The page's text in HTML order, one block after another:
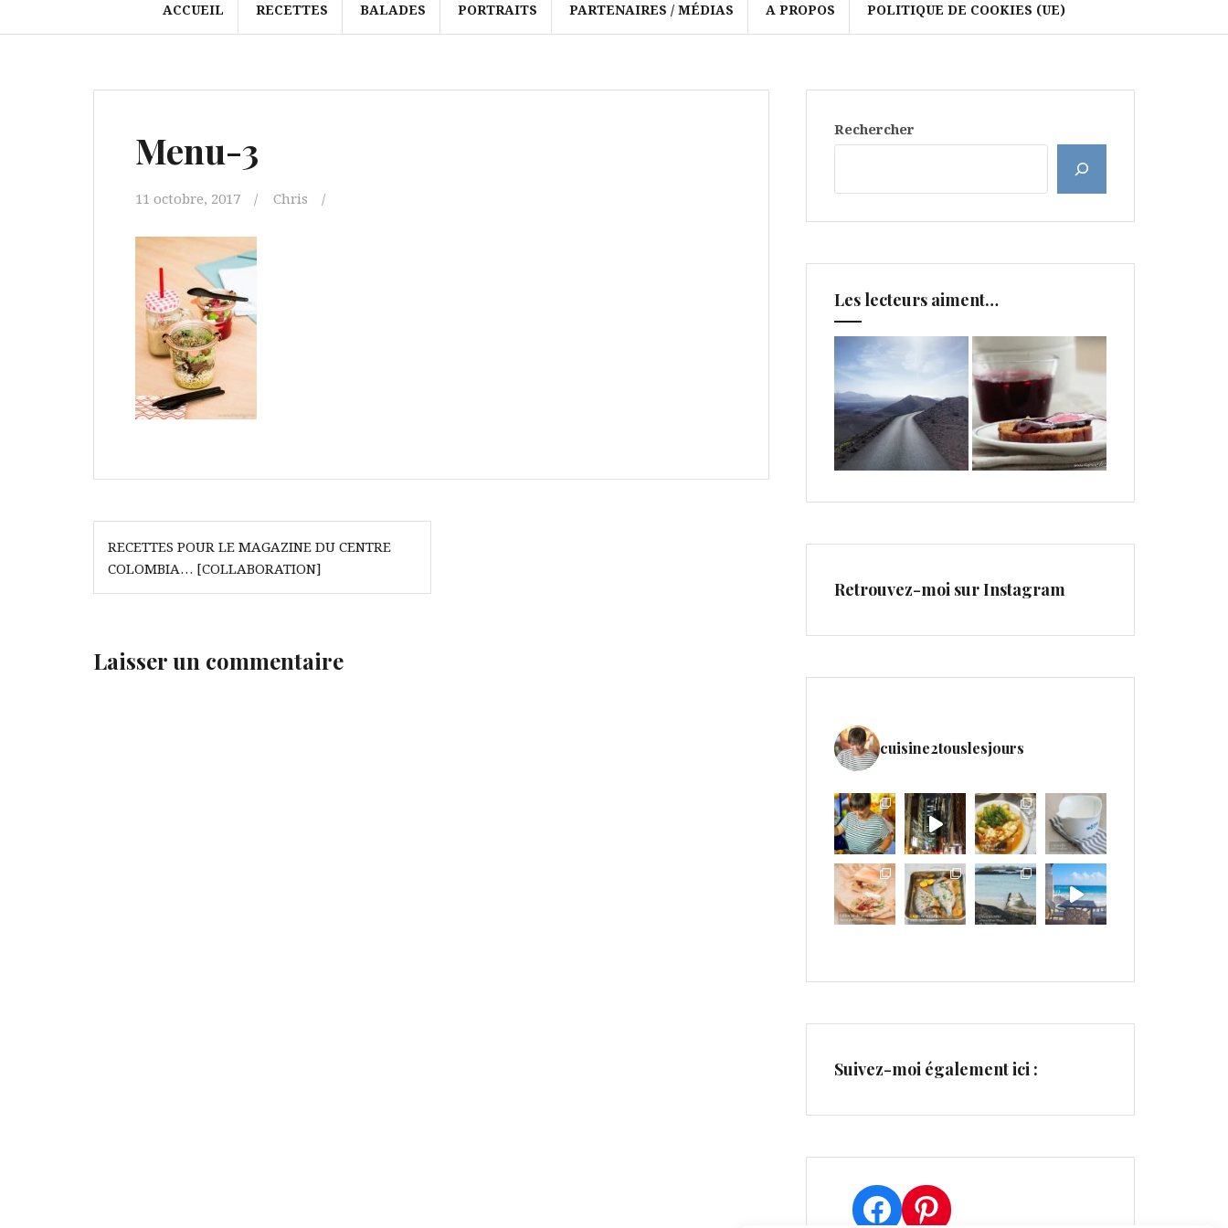
ACCUEIL RECETTES BALADES PORTRAITS PARTENAIRES / MÉDIAS A PROPOS POLITIQUE DE COOKIES (UE)
Menu-3
11 octobre, 2017 Chris
Navigation
de
l’article
RECETTES POUR LE MAGAZINE DU CENTRE
COLOMBIA… [COLLABORATION]
Laisser un commentaire
Rechercher
Les lecteurs aiment…
Retrouvez-moi sur Instagram
cuisine2touslesjours
Suivez-moi également ici :
Facebook
Pinterest